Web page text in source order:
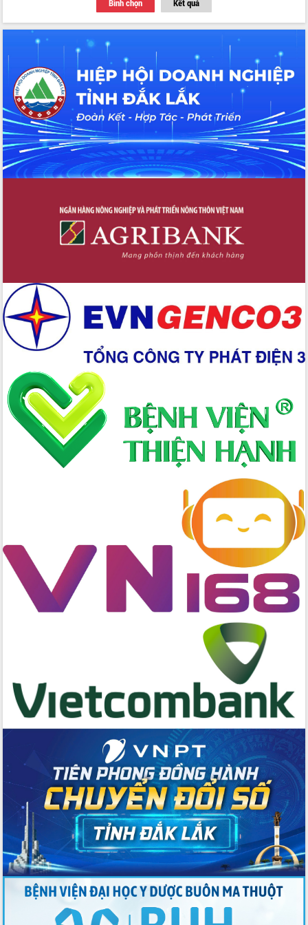
Thứ trưởng Bộ Y tế làm việc với tỉnh
Đắk Lắk về phát triển nhân lực y tế
cho trạm y tế cấp xã
Du lịch Đắk Lắk nâng tầm trải nghiệm
du khách thông qua Hệ thống cơ sở dữ
liệu và Bản đồ số
Tập huấn ứng dụng trí tuệ nhân tạo (AI)
trong thương mại điện tử năm 2026
Đoàn đại biểu Quốc hội tỉnh Đắk Lắk
trao đổi thông tin trước Kỳ họp thứ
nhất, Quốc hội khóa XVI
Quyết liệt cải cách hành chính, khơi
Nâng cao hiệu lực, hiệu quả HĐND
tỉnh thông qua hiện đại hóa hành chính
Xã Ea Phê gắn cải cách hành chính với
Hồ Thị Nguyên Thảo làm việc tại Trung
tâm Phục vụ hành chính công xã Ea
Xây dựng nền hành chính số đồng
hành cùng nông dân dân, doanh nghiệp
Giai đoạn 2026-2030, Đắk Lắk phấn
đấu có 77% xã đạt chuẩn nông thôn
mới
Chuyển đổi số 'mở đường' cho nông
nghiệp Đắk Lắk tăng trưởng bứt phá
Triển khai đồng bộ đo đạc, lập hồ sơ
địa chính, hoàn thiện cơ sở dữ liệu đất
Đắk Lắk đẩy mạnh nuôi biển công
nghệ, hướng tới phát triển thủy sản
bền vững
Tập huấn nâng cao năng lực triển khai
chuyển đổi số cho cán bộ, công chức
Đẩy mạnh cải cách hành chính, quyết
tâm đạt được mục tiêu tăng trưởng
hai con số trong năm 2026
Tổ chức trang trọng Lễ hội Đền thờ
Lương Văn Chánh năm 2026
Phó Bí thư Tỉnh ủy Đắk Lắk Đỗ Hữu
Huy giữ chức Bí thư Đảng ủy Ủy Ban
Nhân dân tỉnh
Bệnh án điện tử thúc đẩy chuyển đổi
số y tế tại Đắk Lắk
Chuyển đổi số thư viện: Mở rộng
không gian tri thức trong thời đại số
Đánh giá, rút kinh nghiệm công tác tổ
chức diễn tập trước ngày bầu cử
Chương trình “Gặp gỡ hữu nghị –
Friendship Meeting New Year 2026”
Bình chọn Kết quả